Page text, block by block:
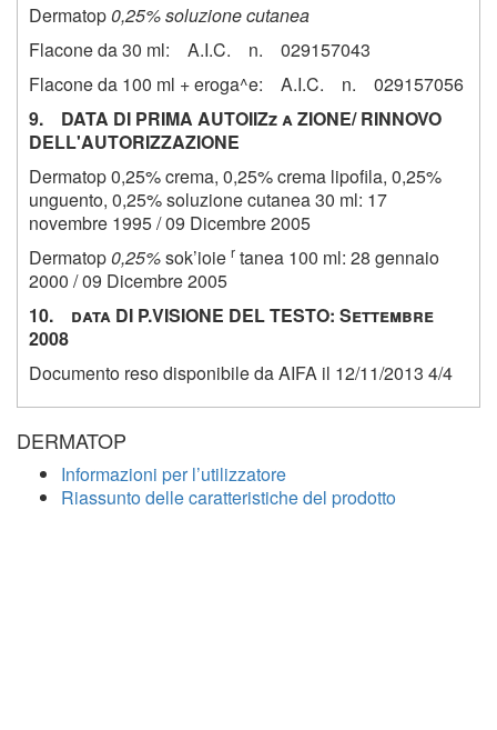
Dermatop0,25% soluzione cutanea
Flacone da 30 ml: A.I.C. n. 029157043
Flacone da 100 ml + eroga^e: A.I.C. n. 029157056
9. DATA DI PRIMA AUTOIIZz a ZIONE/ RINNOVO
DELL'AUTORIZZAZIONE
Dermatop 0,25% crema, 0,25% crema lipofila, 0,25%
unguento, 0,25% soluzione cutanea 30 ml: 17
novembre 1995 / 09 Dicembre 2005
Dermatop0,25%sok’ioie r tanea 100 ml: 28 gennaio
2000 / 09 Dicembre 2005
10. data DI P.VISIONE DEL TESTO: Settembre
2008
Documento reso disponibile da AIFA il 12/11/2013 4/4
DERMATOP
Informazioni per l’utilizzatore
Riassunto delle caratteristiche del prodotto